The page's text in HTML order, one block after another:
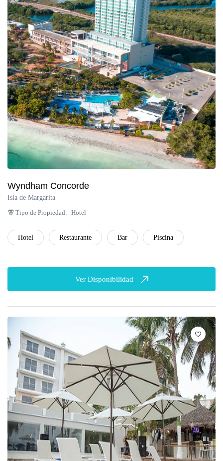
Wyndham Concorde
Isla de Margarita
Tipo de Propiedad: Hotel
Hotel Restaurante Bar Piscina
Ver Disponibilidad